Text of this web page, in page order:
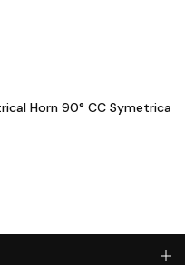
Horn 90° CC Symetrical